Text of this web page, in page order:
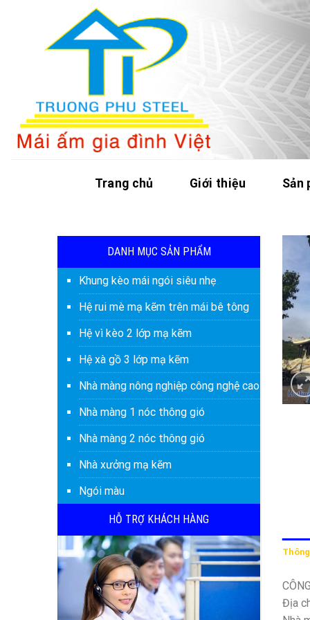
Trang chủ Giới thiệu Sản
DANH MỤC SẢN PHẨM
Khung kèo mái ngói siêu nhẹ
Hệ rui mè mạ kẽm trên mái bê tông
Hệ vì kèo 2 lớp mạ kẽm
Hệ xà gồ 3 lớp mạ kẽm
Nhà màng nông nghiệp công nghệ cao
Nhà màng 1 nóc thông gió
Nhà màng 2 nóc thông gió
Nhà xưởng mạ kẽm
Ngói màu
HỖ TRỢ KHÁCH HÀNG
Địa